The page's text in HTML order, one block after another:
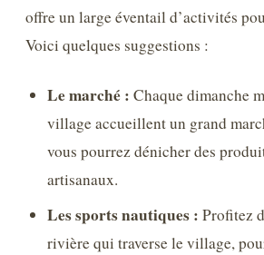
offre un large éventail d’activités
Voici quelques suggestions :
Le marché : Chaque dimanche
village accueillent un grand
vous pourrez dénicher des
artisanaux.
Les sports nautiques : Profitez
rivière qui traverse le village,